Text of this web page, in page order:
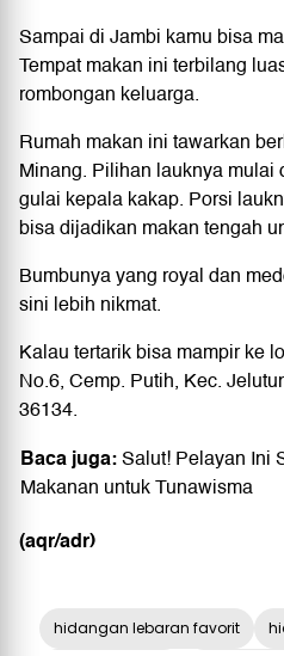
Sampai di Jambi kamu bisa
Tempat makan ini terbilang
rombongan keluarga.
Rumah makan ini tawarkan
Minang. Pilihan lauknya mulai
gulai kepala kakap. Porsi
bisa dijadikan makan tengah
Bumbunya yang royal dan
sini lebih nikmat.
Kalau tertarik bisa mampir ke
No.6, Cemp. Putih, Kec.
36134.
Baca juga:Salut! Pelayan Ini
Makanan untuk Tunawisma
(aqr/adr)
hidangan lebaran favorit